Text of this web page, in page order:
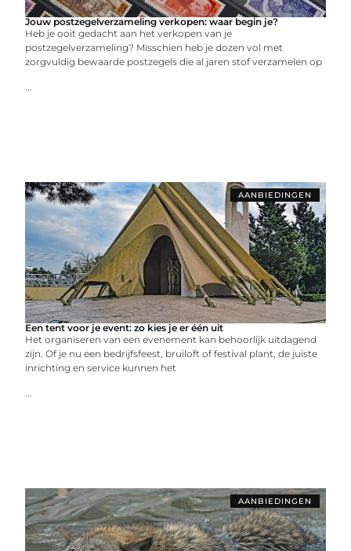
Jouw postzegelverzameling verkopen: waar begin je?
Heb je ooit gedacht aan het verkopen van je
postzegelverzameling? Misschien heb je dozen vol met
zorgvuldig bewaarde postzegels die al jaren stof verzamelen op
...
AANBIEDINGEN
Een tent voor je event: zo kies je er één uit
Het organiseren van een evenement kan behoorlijk uitdagend
zijn. Of je nu een bedrijfsfeest, bruiloft of festival plant, de juiste
inrichting en service kunnen het
...
AANBIEDINGEN